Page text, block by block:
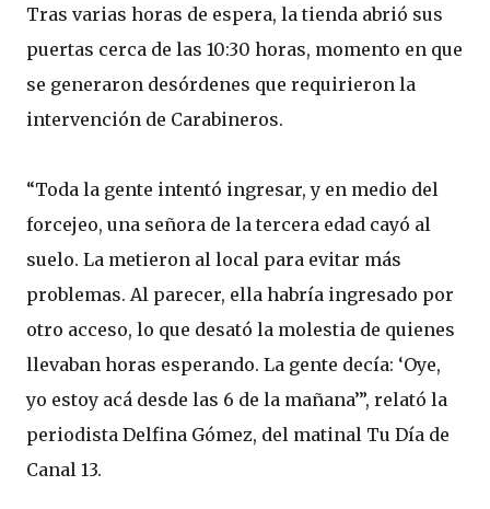
Tras varias horas de espera, la tienda abrió sus
puertas cerca de las 10:30 horas, momento en que
se generaron desórdenes que requirieron la
intervención de Carabineros.
“Toda la gente intentó ingresar, y en medio del
forcejeo, una señora de la tercera edad cayó al
suelo. La metieron al local para evitar más
problemas. Al parecer, ella habría ingresado por
otro acceso, lo que desató la molestia de quienes
llevaban horas esperando. La gente decía: ‘Oye,
yo estoy acá desde las 6 de la mañana’”, relató la
periodista Delfina Gómez, del matinal Tu Día de
Canal 13.